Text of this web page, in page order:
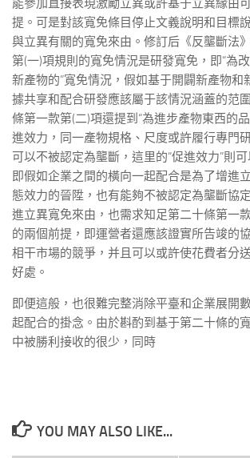
能參加直接表現激勵立異或許基于立異緣由
提。可是對該寬免條目停止文義說明和目標
與立異有關的寬免來由。修訂后《反壟斷法
第(一)項規則的寬免情況是研發寬免，即“為
新產物的”寬免情況，假如基于開闢新產物和
據共享和配合研發應該屬于該情況涵蓋的范
條第一款第(二)項還提到“為進步產物東西的
進效力，同一產物規格、尺度或許履行專門
可以不被認定為壟斷，這里的“促進效力”則
即假如企業之間的橫向一起配合是為了增進
態效力的晉陞，也有能夠不被認定為壟斷協
進立異寬免來由，也需求知足第二十條第一
的兩個前提，即運營者還應該證實所告竣的
相干市場的競爭，并且可以或許使花費者分
好處。
即便這般，也很難完整消除平臺和企業展開
起配合的掛念。由於斟酌到基于第二十條的
中被勝利接收的很少，同時
YOU MAY ALSO LIKE...